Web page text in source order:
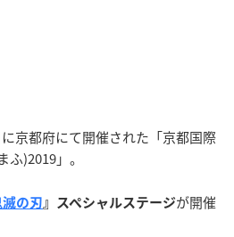
京都府にて開催された「京都国際
)2019」。
滅の刃 』 スペシャルステージが開催